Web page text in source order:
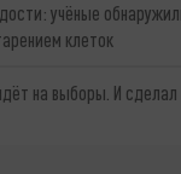
учёные
клеток
на выборы. И сделал